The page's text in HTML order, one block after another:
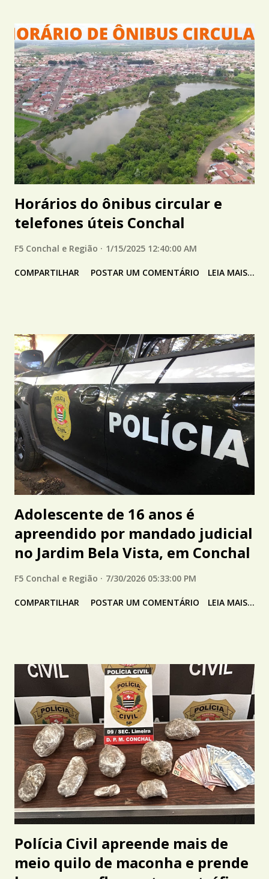
Horários do ônibus circular e
telefones úteis Conchal
F5 Conchal e Região 1/15/2025 12:40:00 AM
COMPARTILHAR POSTAR UM COMENTÁRIO LEIA MAIS...
Adolescente de 16 anos é
apreendido por mandado judicial
no Jardim Bela Vista, em Conchal
F5 Conchal e Região 7/30/2026 05:33:00 PM
COMPARTILHAR POSTAR UM COMENTÁRIO LEIA MAIS...
Polícia Civil apreende mais de
meio quilo de maconha e prende